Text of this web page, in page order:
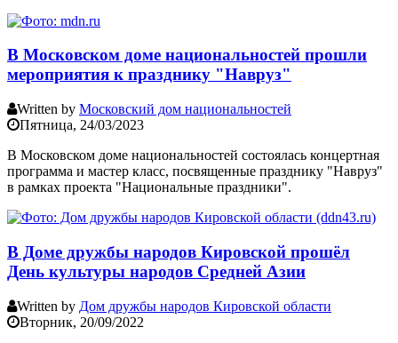
В Московском доме национальностей прошли
мероприятия к празднику "Навруз"
Written by Московский дом национальностей
Пятница, 24/03/2023
В Московском доме национальностей состоялась концертная
программа и мастер класс, посвященные празднику "Навруз"
в рамках проекта "Национальные праздники".
В Доме дружбы народов Кировской прошёл
День культуры народов Средней Азии
Written by Дом дружбы народов Кировской области
Вторник, 20/09/2022